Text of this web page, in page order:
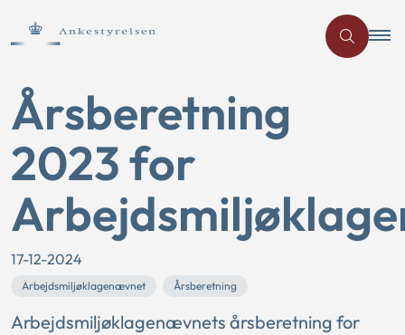
Årsberetning
2023 for
17-12-2024
Arbejdsmiljøklagenævnet Årsberetning
Arbejdsmiljøklagenævnets årsberetning for